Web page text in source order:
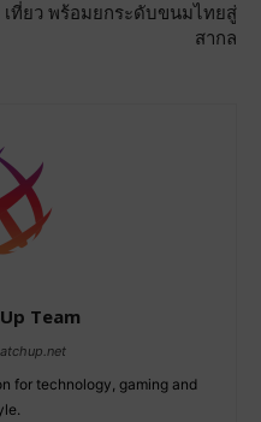
เที่ยว พร้อมยกระดับขนมไทยสู่
สากล
Team
for technology, gaming and